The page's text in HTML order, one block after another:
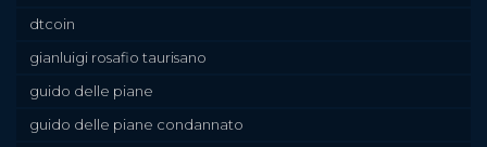
dtcoin
gianluigi rosafio taurisano
guido delle piane
guido delle piane condannato